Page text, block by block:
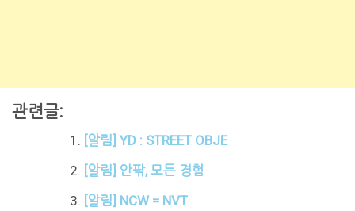
관련글:
[알림] YD : STREET OBJE
[알림] 안팎, 모든 경험
[알림] NCW = NVT